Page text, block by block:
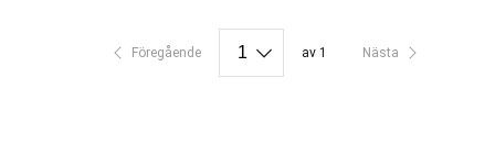
Föregående av 1 Nästa